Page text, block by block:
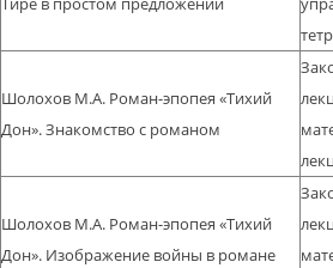
Шолохов М.А. Роман-эпопея «Тихий
Дон». Знакомство с романом
Шолохов М.А. Роман-эпопея «Тихий
Дон». Изображение войны в романе